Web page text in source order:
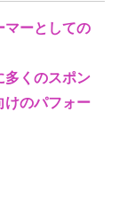
マーとしての
多くのスポン
けのパフォー